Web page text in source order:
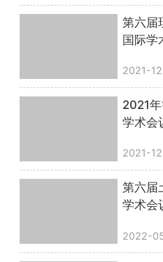
第六届
国际学
2021-
2021
学术会
2021-
第六届
学术会
2022-